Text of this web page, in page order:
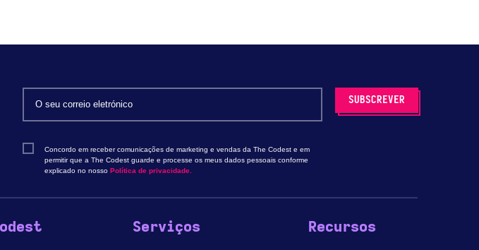
Concordo em receber comunicações de marketing e vendas da The Codest e em
permitir que a The Codest guarde e processe os meus dados pessoais conforme
explicado no nossoPolítica de privacidade.
Serviços Recursos